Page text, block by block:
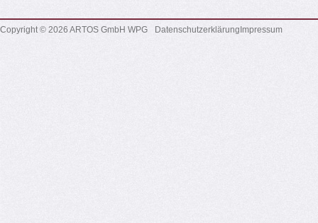
Datenschutzerklärung Impressum
Copyright © 2026 ARTOS GmbH WPG